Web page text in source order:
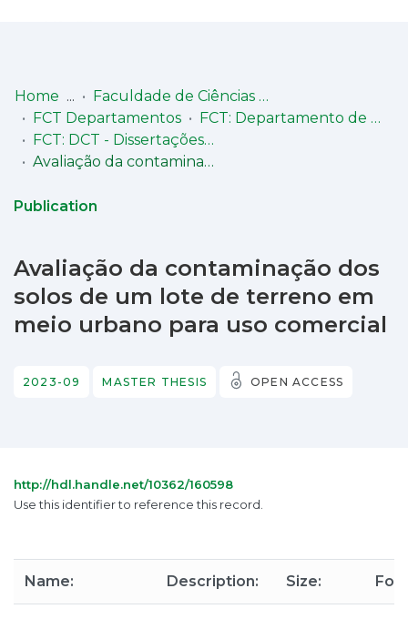
Communities
& Collections
Statistics
Home
Faculdade de Ciências e Tecnologia (FCT)
FCT Departamentos
FCT: Departamento de Ciências da Terra
FCT: DCT - Dissertações de Mestrado
Avaliação da contaminação dos solos de um lote de terreno em meio urbano para uso comercial
Publication
Avaliação da contaminação dos
solos de um lote de terreno em
meio urbano para uso comercial
2023-09 MASTER THESIS OPEN ACCESS
http://hdl.handle.net/10362/160598
Use this identifier to reference this record.
Name: Description: Size: